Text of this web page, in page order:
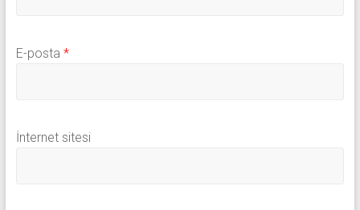
E-posta *
İnternet sitesi